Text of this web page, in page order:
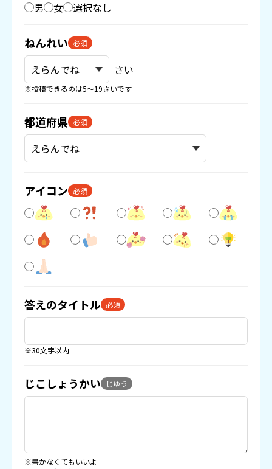
男 女 選択なし
ねんれい 必須
さい
※投稿できるのは5〜19さいです
都道府県 必須
アイコン 必須
答えのタイトル 必須
※30文字以内
じこしょうかい じゆう
※書かなくてもいいよ